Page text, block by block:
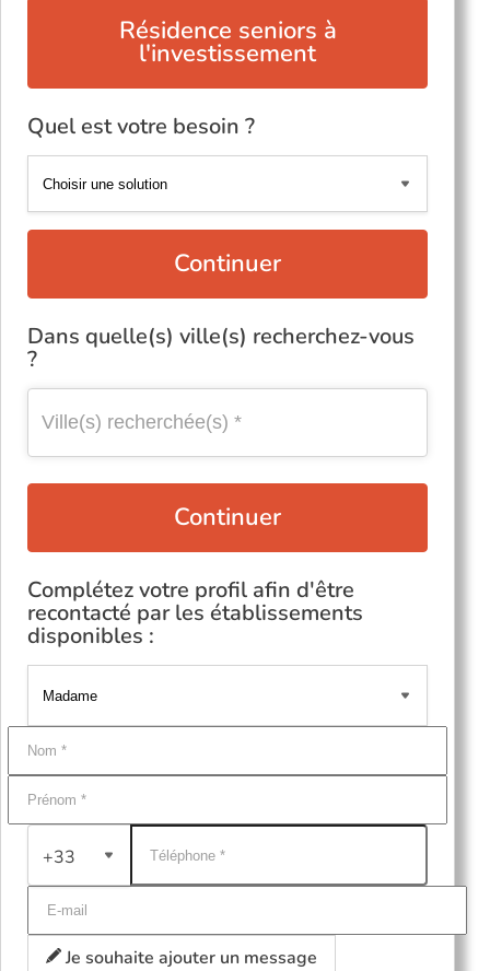
Résidence seniors à
l'investissement
Quel est votre besoin ?
Continuer
Dans quelle(s) ville(s) recherchez-vous
?
Continuer
Complétez votre profil afin d'être
recontacté par les établissements
disponibles :
+33
Je souhaite ajouter un message